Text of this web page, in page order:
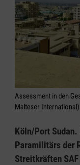
Assessment in den
Malteser International)
Köln/Port
Paramilitärs der
Streitkräften